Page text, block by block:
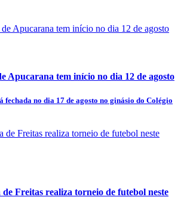
Apucarana tem início no dia 12 de agosto
no dia 17 de agosto no ginásio do Colégio
Freitas realiza torneio de futebol neste